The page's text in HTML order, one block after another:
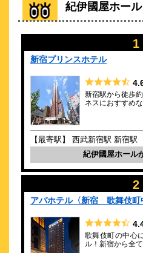
約 0.41
新宿アーバン
\4,600～
14
心温まるアットホームなホテル
約 0.42
クチコミ4.1点 (63
新宿駅から1番近いアパホテル（
0.43
ホテルシェー
クチコミ 3.9点 ( 22
紀伊國屋ホー
1
新宿プリンスホテル
新宿駅から徒歩
ネスにおすすめ
【最寄駅】 西武新宿駅 新宿駅
紀伊國屋ホール
2
アパホテル〈新宿 歌舞伎町
歌舞伎町の中心
ル！新宿から全